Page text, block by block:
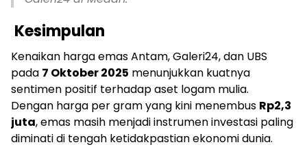
Kesimpulan
Kenaikan harga emas Antam, Galeri24, dan UBS
pada 7 Oktober 2025 menunjukkan kuatnya
sentimen positif terhadap aset logam mulia.
Dengan harga per gram yang kini menembus Rp2,3
juta, emas masih menjadi instrumen investasi paling
diminati di tengah ketidakpastian ekonomi dunia.